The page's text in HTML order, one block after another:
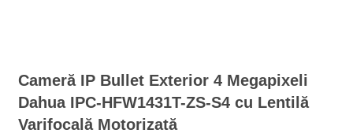
Cameră IP Bullet Exterior 4 Megapixeli
Dahua IPC-HFW1431T-ZS-S4 cu Lentilă
Varifocală Motorizată